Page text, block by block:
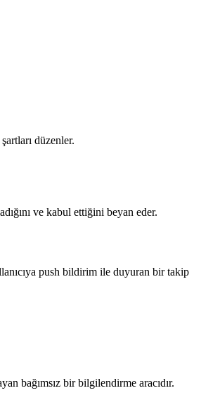
düzenler.
ve kabul ettiğini beyan eder.
push bildirim ile duyuran bir takip
bağımsız bir bilgilendirme aracıdır.